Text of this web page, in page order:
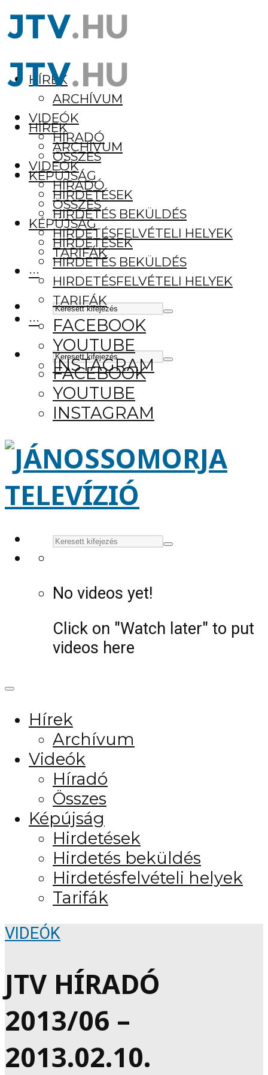
HÍREK
ARCHÍVUM
VIDEÓK
HÍRADÓ
ÖSSZES
KÉPÚJSÁG
HIRDETÉSEK
HIRDETÉS BEKÜLDÉS
HIRDETÉSFELVÉTELI HELYEK
TARIFÁK
···
FACEBOOK
YOUTUBE
INSTAGRAM
HÍREK
ARCHÍVUM
VIDEÓK
HÍRADÓ
ÖSSZES
KÉPÚJSÁG
HIRDETÉSEK
HIRDETÉS BEKÜLDÉS
HIRDETÉSFELVÉTELI HELYEK
TARIFÁK
···
FACEBOOK
YOUTUBE
INSTAGRAM
No videos yet!
Click on "Watch later" to put
videos here
Hírek
Archívum
Videók
Híradó
Összes
Képújság
Hirdetések
Hirdetés beküldés
Hirdetésfelvételi helyek
Tarifák
VIDEÓK
JTV HÍRADÓ
2013/06 –
2013.02.10.